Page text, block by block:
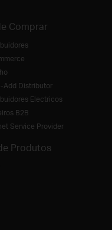
Comprar
Add Distributor
Electricos
B2B
Service Provider
Produtos